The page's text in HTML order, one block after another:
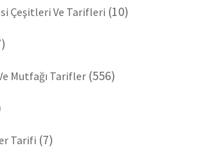
Çeşitleri Ve Tarifleri (10)
Mutfağı Tarifler (556)
Tarifi (7)